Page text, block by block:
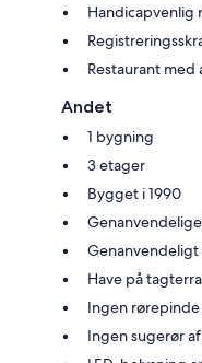
Handicapvenlig
Restaurant
Andet
1 bygning
3 etager
Bygget i 1990
Genanvendeligt
Have på
Ingen rørepinde
Ingen sugerør